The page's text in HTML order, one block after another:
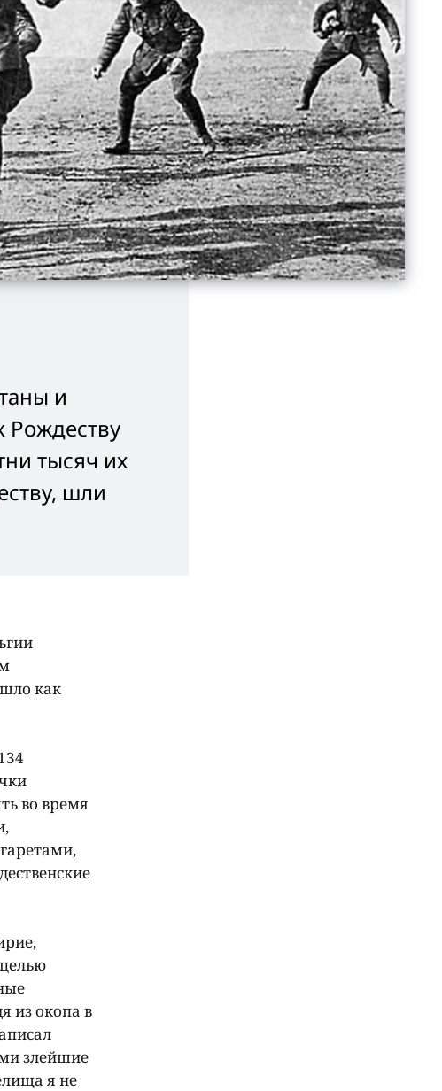
и
Рождеству
тысяч их
шли
как
во время
из окопа в
злейшие
я не